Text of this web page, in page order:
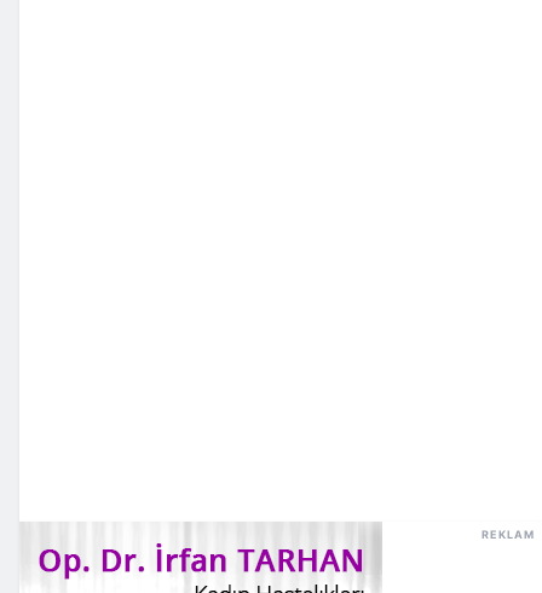
REKLAM